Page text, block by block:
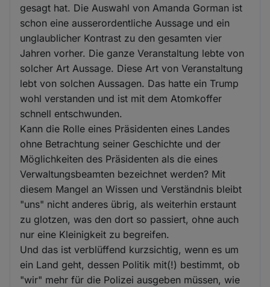
gesagt hat. Die Auswahl von Amanda Gorman ist
schon eine ausserordentliche Aussage und ein
unglaublicher Kontrast zu den gesamten vier
Jahren vorher. Die ganze Veranstaltung lebte von
solcher Art Aussage. Diese Art von Veranstaltung
lebt von solchen Aussagen. Das hatte ein Trump
wohl verstanden und ist mit dem Atomkoffer
schnell entschwunden.
Kann die Rolle eines Präsidenten eines Landes
ohne Betrachtung seiner Geschichte und der
Möglichkeiten des Präsidenten als die eines
Verwaltungsbeamten bezeichnet werden? Mit
diesem Mangel an Wissen und Verständnis bleibt
"uns" nicht anderes übrig, als weiterhin erstaunt
zu glotzen, was den dort so passiert, ohne auch
nur eine Kleinigkeit zu begreifen.
Und das ist verblüffend kurzsichtig, wenn es um
ein Land geht, dessen Politik mit(!) bestimmt, ob
"wir" mehr für die Polizei ausgeben müssen, wie